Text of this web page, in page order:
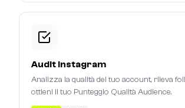
Audit Instagram
Analizza la qualità del tuo account, rileva
ottieni il tuo Punteggio Qualità Audience.